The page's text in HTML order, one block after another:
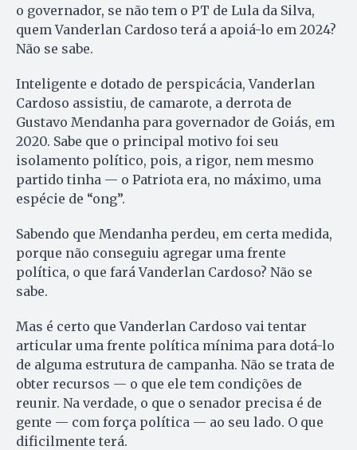
o governador, se não tem o PT de Lula da Silva,
quem Vanderlan Cardoso terá a apoiá-lo em 2024?
Não se sabe.
Inteligente e dotado de perspicácia, Vanderlan
Cardoso assistiu, de camarote, a derrota de
Gustavo Mendanha para governador de Goiás, em
2020. Sabe que o principal motivo foi seu
isolamento político, pois, a rigor, nem mesmo
partido tinha — o Patriota era, no máximo, uma
espécie de “ong”.
Sabendo que Mendanha perdeu, em certa medida,
porque não conseguiu agregar uma frente
política, o que fará Vanderlan Cardoso? Não se
sabe.
Mas é certo que Vanderlan Cardoso vai tentar
articular uma frente política mínima para dotá-lo
de alguma estrutura de campanha. Não se trata de
obter recursos — o que ele tem condições de
reunir. Na verdade, o que o senador precisa é de
gente — com força política — ao seu lado. O que
dificilmente terá.